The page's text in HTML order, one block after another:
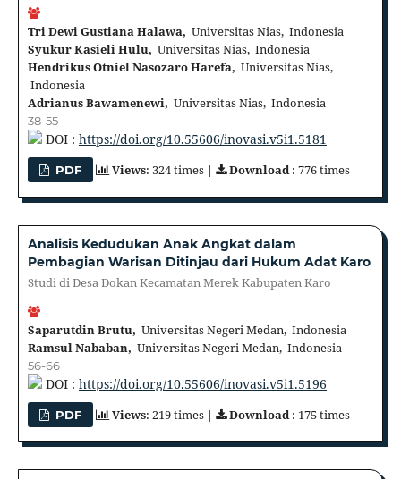
Tri Dewi Gustiana Halawa, Universitas Nias, Indonesia
Syukur Kasieli Hulu, Universitas Nias, Indonesia
Hendrikus Otniel Nasozaro Harefa, Universitas Nias,
Indonesia
Adrianus Bawamenewi, Universitas Nias, Indonesia
38-55
DOI : https://doi.org/10.55606/inovasi.v5i1.5181
PDF Views: 324 times | Download: 776 times
Analisis Kedudukan Anak Angkat dalam
Pembagian Warisan Ditinjau dari Hukum Adat Karo
Studi di Desa Dokan Kecamatan Merek Kabupaten Karo
Saparutdin Brutu, Universitas Negeri Medan, Indonesia
Ramsul Nababan, Universitas Negeri Medan, Indonesia
56-66
DOI : https://doi.org/10.55606/inovasi.v5i1.5196
PDF Views: 219 times | Download: 175 times